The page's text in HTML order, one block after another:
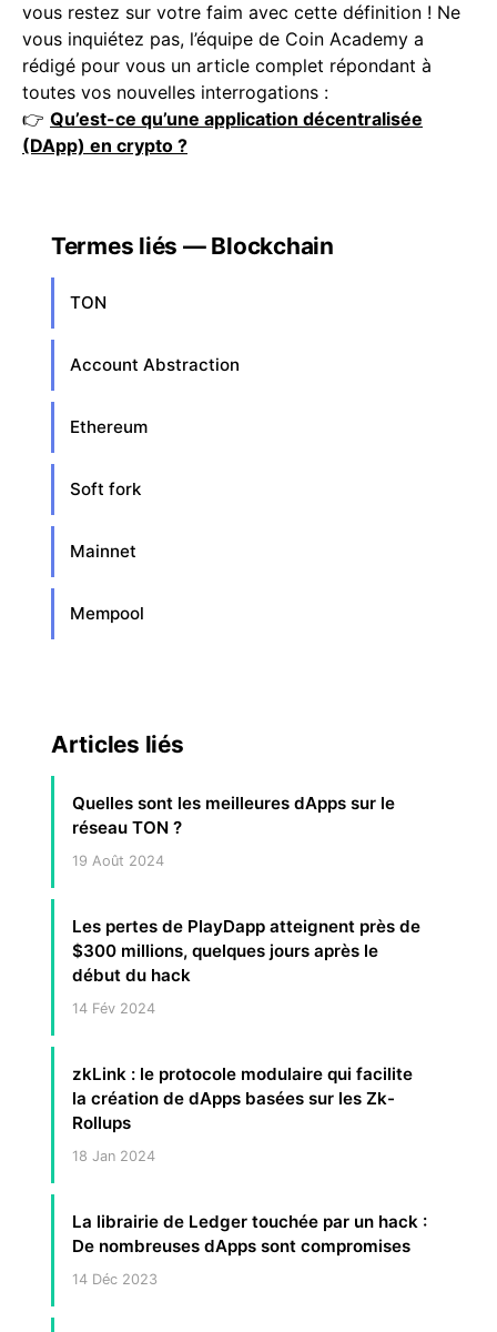
vous restez sur votre faim avec cette définition ! Ne
vous inquiétez pas, l’équipe de Coin Academy a
rédigé pour vous un article complet répondant à
toutes vos nouvelles interrogations :
👉 Qu’est-ce qu’une application décentralisée
(DApp) en crypto ?
Termes liés — Blockchain
TON
Account Abstraction
Ethereum
Soft fork
Mainnet
Mempool
Articles liés
Quelles sont les meilleures dApps sur le
réseau TON ?
19 Août 2024
Les pertes de PlayDapp atteignent près de
$300 millions, quelques jours après le
début du hack
14 Fév 2024
zkLink : le protocole modulaire qui facilite
la création de dApps basées sur les Zk-
Rollups
18 Jan 2024
La librairie de Ledger touchée par un hack :
De nombreuses dApps sont compromises
14 Déc 2023